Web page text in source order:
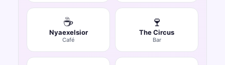
☕
Nyaexelsior
Café
🍷
The Circus
Bar